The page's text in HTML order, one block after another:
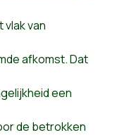
van
afkomst. Dat
een
de betrokken